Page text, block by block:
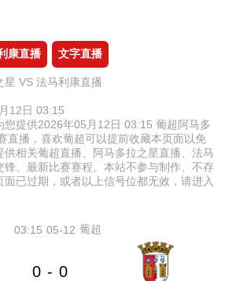
康直播 文字直播
星 VS 法马利康直播
12日 03:15
您提供2026年05月12日 03:15 葡超阿马多
直播，喜欢葡超可以提前收藏本页面以免
相关葡超直播、阿马多拉之星直播、法马
、最新比赛赛程。本站不参与制作、不存
已过期，或者以上信号位都无效，请进入
05-12
03:15 葡超
0 - 0